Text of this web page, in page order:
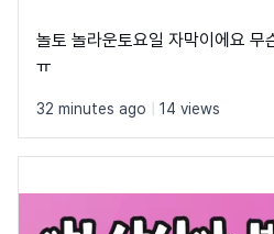
놀토 놀라운토요일 자막이에요 무
ㅠ
32 minutes ago 14 views